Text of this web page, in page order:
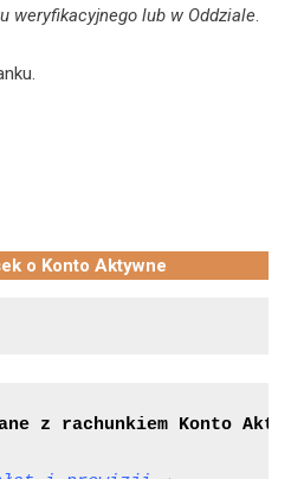
weryfikacyjnego lub w Oddziale.
o Konto Aktywne
z rachunkiem Konto